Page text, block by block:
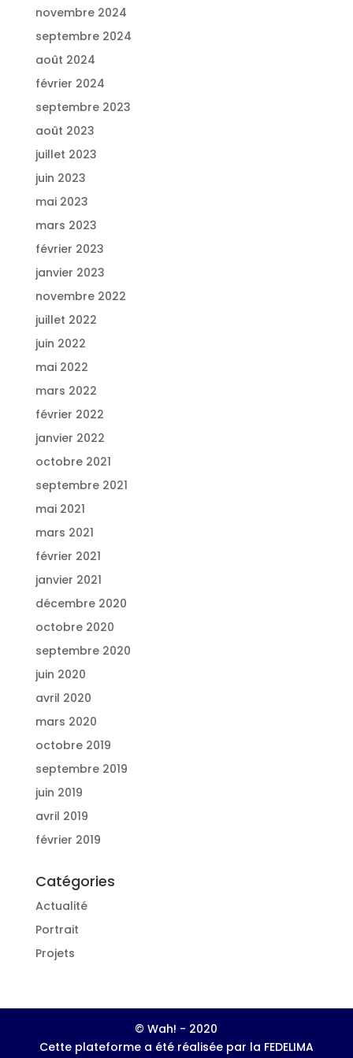
novembre 2024
septembre 2024
août 2024
février 2024
septembre 2023
août 2023
juillet 2023
juin 2023
mai 2023
mars 2023
février 2023
janvier 2023
novembre 2022
juillet 2022
juin 2022
mai 2022
mars 2022
février 2022
janvier 2022
octobre 2021
septembre 2021
mai 2021
mars 2021
février 2021
janvier 2021
décembre 2020
octobre 2020
septembre 2020
juin 2020
avril 2020
mars 2020
octobre 2019
septembre 2019
juin 2019
avril 2019
février 2019
Catégories
Actualité
Portrait
Projets
© Wah! - 2020
Cette plateforme a été réalisée par la FEDELIMA